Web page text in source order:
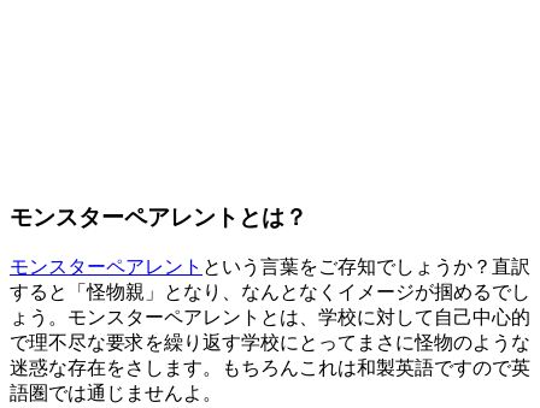
モンスターペアレントとは？
モンスターペアレント という言葉をご存知でしょうか？直訳
すると「怪物親」となり、なんとなくイメージが掴めるでし
ょう。モンスターペアレントとは、学校に対して自己中心的
で理不尽な要求を繰り返す学校にとってまさに怪物のような
迷惑な存在をさします。もちろんこれは和製英語ですので英
語圏では通じませんよ。